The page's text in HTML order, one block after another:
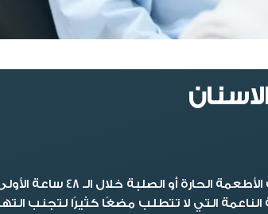
خلال الـ 48 ساعة الأولى لتجنب النزيف أو التهيج.
التي لا تتطلب مضغًا كثيرًا لتجنب